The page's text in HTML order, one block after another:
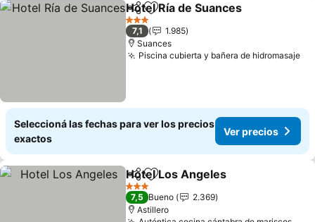
CompartirAñadir a favoritos
Hotel Ría de Suances
3 Estrellas
7,1
1.985
Suances
Piscina cubierta y bañera de hidromasaje
Seleccioná las fechas para ver los precios
exactos
Ver precios
CompartirAñadir a favoritos
Hotel Los Angeles
3 Estrellas
7,5 Bueno
2.369
Astillero